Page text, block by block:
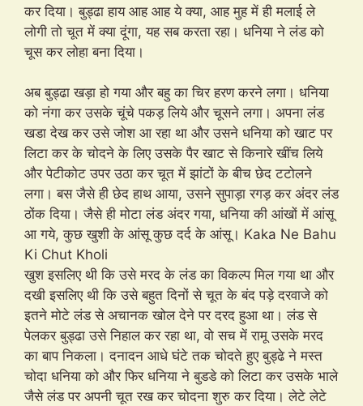
कर दिया। बुड्ढा हाय आह आह ये क्या, आह मुह में ही मलाई ले
लोगी तो चूत में क्या दूंगा, यह सब करता रहा। धनिया ने लंड को
चूस कर लोहा बना दिया।
अब बुड्ढा खड़ा हो गया और बहु का चिर हरण करने लगा। धनिया
को नंगा कर उसके चूंचे पकड़ लिये और चूसने लगा। अपना लंड
खडा देख कर उसे जोश आ रहा था और उसने धनिया को खाट पर
लिटा कर के चोदने के लिए उसके पैर खाट से किनारे खींच लिये
और पेटीकोट उपर उठा कर चूत में झांटों के बीच छेद टटोलने
लगा। बस जैसे ही छेद हाथ आया, उसने सुपाड़ा रगड़ कर अंदर लंड
ठोंक दिया। जैसे ही मोटा लंड अंदर गया, धनिया की आंखों में आंसू
आ गये, कुछ खुशी के आंसू कुछ दर्द के आंसू। Kaka Ne Bahu
Ki Chut Kholi
खुश इसलिए थी कि उसे मरद के लंड का विकल्प मिल गया था और
दखी इसलिए थी कि उसे बहुत दिनों से चूत के बंद पड़े दरवाजे को
इतने मोटे लंड से अचानक खोल देने पर दरद हुआ था। लंड से
पेलकर बुड्ढा उसे निहाल कर रहा था, वो सच में रामू उसके मरद
का बाप निकला। दनादन आधे घंटे तक चोदते हुए बुड्ढे ने मस्त
चोदा धनिया को और फिर धनिया ने बुडडे को लिटा कर उसके भाले
जैसे लंड पर अपनी चूत रख कर चोदना शुरु कर दिया। लेटे लेटे